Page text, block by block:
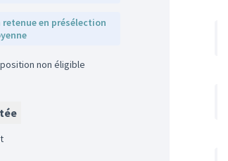
non éligible